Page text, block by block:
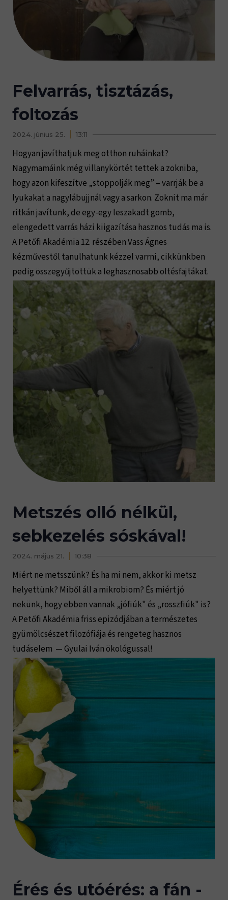
Felvarrás, tisztázás,
foltozás
2024. június 25. 13:11
Hogyan javíthatjuk meg otthon ruháinkat?
Nagymamáink még villanykörtét tettek a zokniba,
hogy azon kifeszítve „stoppolják meg” – varrják be a
lyukakat a nagylábujjnál vagy a sarkon. Zoknit ma már
ritkán javítunk, de egy-egy leszakadt gomb,
elengedett varrás házi kiigazítása hasznos tudás ma is.
A Petőfi Akadémia 12. részében Vass Ágnes
kézművestől tanulhatunk kézzel varrni, cikkünkben
pedig összegyűjtöttük a leghasznosabb öltésfajtákat.
Metszés olló nélkül,
sebkezelés sóskával!
2024. május 21. 10:38
Miért ne metsszünk? És ha mi nem, akkor ki metsz
helyettünk? Miből áll a mikrobiom? És miért jó
nekünk, hogy ebben vannak „jófiúk" és „rosszfiúk" is?
A Petőfi Akadémia friss epizódjában a természetes
gyümölcsészet filozófiája és rengeteg hasznos
tudáselem — Gyulai Iván ökológussal!
Érés és utóérés: a fán -